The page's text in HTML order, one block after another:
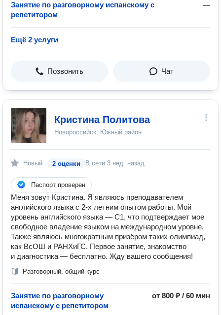
Занятие по разговорному испанскому с
репетитором
—
Ещё 2 услуги
Позвонить Чат
Кристина Политова
Новороссийск, Южный район
Новый 2 оценки В сети 3 нед. назад
Паспорт проверен
Меня зовут Кристина. Я являюсь преподавателем
английского языка с 2-х летним опытом работы. Мой
уровень английского языка — C1, что подтверждает мое
свободное владение языком на международном уровне.
Также являюсь многократным призёром таких олимпиад,
как ВсОШ и РАНХиГС. Первое занятие, знакомство
и диагностика — бесплатно. Жду вашего сообщения!
Разговорный, общий курс
Занятие по разговорному
испанскому с репетитором
от 800 ₽ / 60 мин